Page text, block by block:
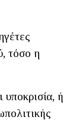
τόσο η
ή